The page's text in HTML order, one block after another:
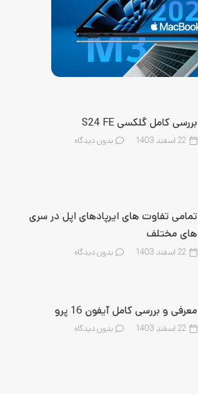
بررسی کامل گلکسی S24 FE
22 اسفند 1403 بدون دیدگاه
تمامی تفاوت های ایرپادهای اپل در سری
های مختلف
22 اسفند 1403 بدون دیدگاه
معرفی و بررسی کامل آیفون 16 پرو
22 اسفند 1403 بدون دیدگاه